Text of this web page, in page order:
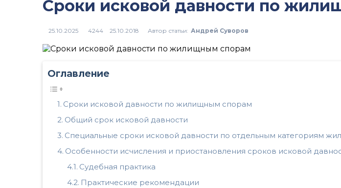
Сроки исковой давности по
4244 Автор статьи: Андрей Суворов
Оглавление
Сроки исковой давности по жилищным спорам
Общий срок исковой давности
Специальные сроки исковой давности по отдельным категориям
Особенности исчисления и приостановления сроков исковой
Судебная практика
Практические рекомендации